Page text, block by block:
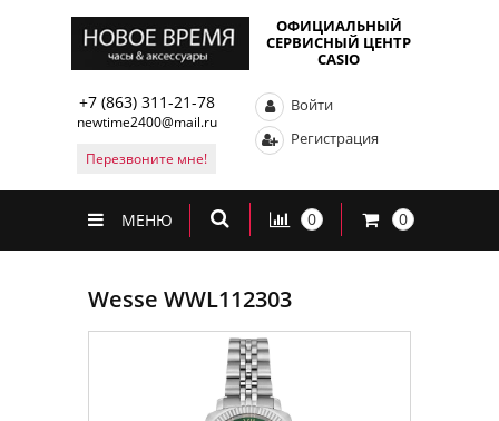
ОФИЦИАЛЬНЫЙ
СЕРВИСНЫЙ ЦЕНТР
CASIO
+7 (863) 311-21-78
newtime2400@mail.ru
Перезвоните мне!
Войти
Регистрация
МЕНЮ 0 0
Wesse WWL112303